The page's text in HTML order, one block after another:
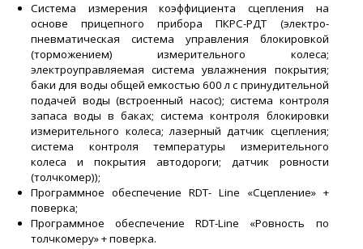
Система измерения коэффициента сцепления на
основе прицепного прибора ПКРС-РДТ (электро-
пневматическая система управления блокировкой
(торможением) измерительного колеса;
электроуправляемая система увлажнения покрытия;
баки для воды общей емкостью 600 л с принудительной
подачей воды (встроенный насос); система контроля
запаса воды в баках; система контроля блокировки
измерительного колеса; лазерный датчик сцепления;
система контроля температуры измерительного
колеса и покрытия автодороги; датчик ровности
(толчкомер));
Программное обеспечение RDT- Line «Сцепление» +
поверка;
Программное обеспечение RDT-Line «Ровность по
толчкомеру» + поверка.